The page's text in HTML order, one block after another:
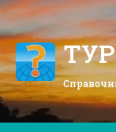
Перейти
к
содержимому